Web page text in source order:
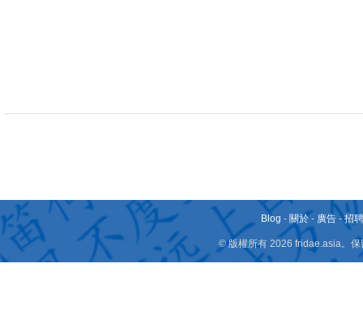
Blog - 關於 - 廣告 -招
© 版權所有 2026 fridae.asia。